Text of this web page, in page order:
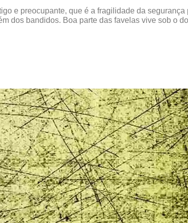
e preocupante, que é a fragilidade da segurança
dos bandidos. Boa parte das favelas vive sob o